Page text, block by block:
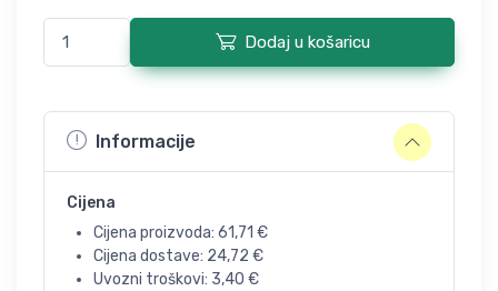
Dodaj u košaricu
Informacije
Cijena
Cijena proizvoda: 61,71 €
Cijena dostave: 24,72 €
Uvozni troškovi: 3,40 €